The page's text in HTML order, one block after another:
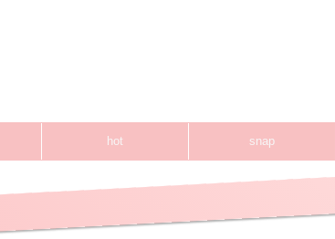
hot snap